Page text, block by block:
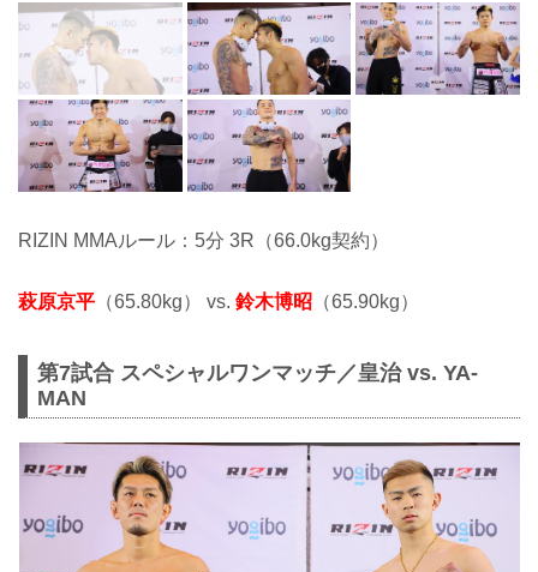
RIZIN MMAルール：5分 3R（66.0kg契約）
萩原京平 （65.80kg） vs. 鈴木博昭 （65.90kg）
第7試合 スペシャルワンマッチ／皇治 vs. YA-
MAN